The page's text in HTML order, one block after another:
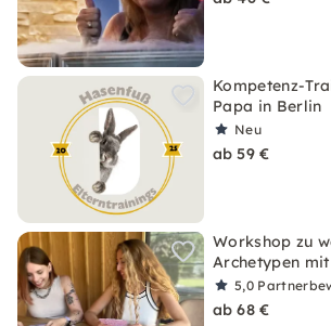
Kompetenz-
Papa in Berlin
Neu
ab 59 €
Workshop zu
Archetypen
5,0
ab 68 €